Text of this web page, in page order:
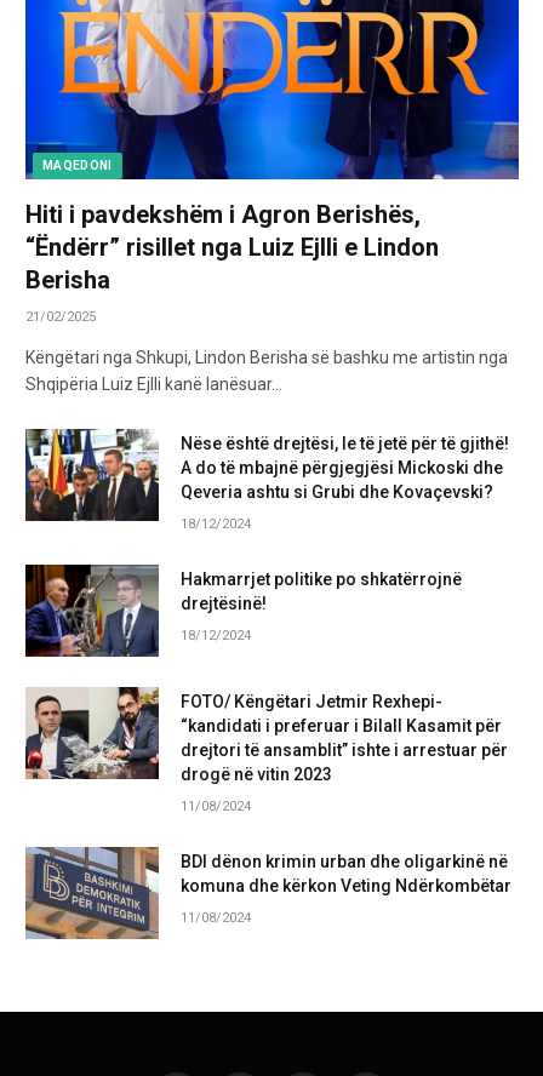
MAQEDONI
Hiti i pavdekshëm i Agron Berishës,
“Ëndërr” risillet nga Luiz Ejlli e Lindon
Berisha
21/02/2025
Këngëtari nga Shkupi, Lindon Berisha së bashku me artistin nga
Shqipëria Luiz Ejlli kanë lanësuar…
Nëse është drejtësi, le të jetë për të gjithë!
A do të mbajnë përgjegjësi Mickoski dhe
Qeveria ashtu si Grubi dhe Kovaçevski?
18/12/2024
Hakmarrjet politike po shkatërrojnë
drejtësinë!
18/12/2024
FOTO/ Këngëtari Jetmir Rexhepi-
“kandidati i preferuar i Bilall Kasamit për
drejtori të ansamblit” ishte i arrestuar për
drogë në vitin 2023
11/08/2024
BDI dënon krimin urban dhe oligarkinë në
komuna dhe kërkon Veting Ndërkombëtar
11/08/2024